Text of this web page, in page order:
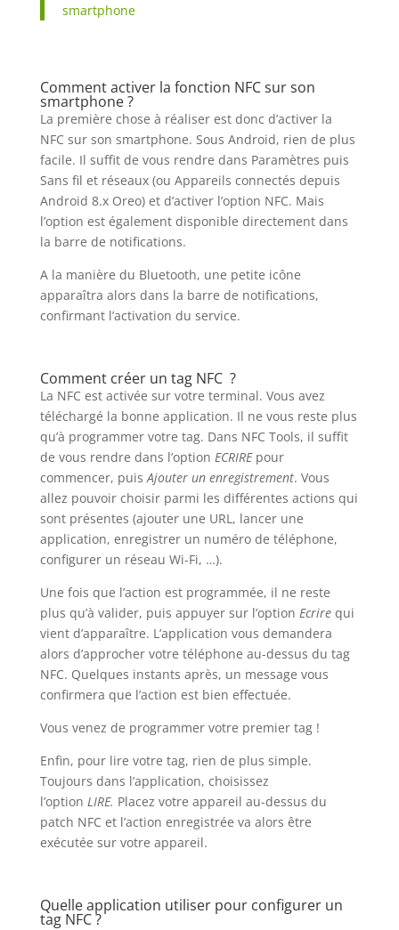
smartphone
Comment activer la fonction NFC sur son
smartphone ?
La première chose à réaliser est donc d’activer la
NFC sur son smartphone. Sous Android, rien de plus
facile. Il suffit de vous rendre dans Paramètres puis
Sans fil et réseaux (ou Appareils connectés depuis
Android 8.x Oreo) et d’activer l’option NFC. Mais
l’option est également disponible directement dans
la barre de notifications.
A la manière du Bluetooth, une petite icône
apparaîtra alors dans la barre de notifications,
confirmant l’activation du service.
Comment créer un tag NFC ?
La NFC est activée sur votre terminal. Vous avez
téléchargé la bonne application. Il ne vous reste plus
qu’à programmer votre tag. Dans NFC Tools, il suffit
de vous rendre dans l’option ECRIREpour
commencer, puis Ajouter un enregistrement. Vous
allez pouvoir choisir parmi les différentes actions qui
sont présentes (ajouter une URL, lancer une
application, enregistrer un numéro de téléphone,
configurer un réseau Wi-Fi, …).
Une fois que l’action est programmée, il ne reste
plus qu’à valider, puis appuyer sur l’option Ecrirequi
vient d’apparaître. L’application vous demandera
alors d’approcher votre téléphone au-dessus du tag
NFC. Quelques instants après, un message vous
confirmera que l’action est bien effectuée.
Vous venez de programmer votre premier tag !
Enfin, pour lire votre tag, rien de plus simple.
Toujours dans l’application, choisissez
l’option LIRE. Placez votre appareil au-dessus du
patch NFC et l’action enregistrée va alors être
exécutée sur votre appareil.
Quelle application utiliser pour configurer un
tag NFC ?